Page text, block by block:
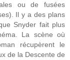
ou de fusées
Il y a des plans
Snyder fait plus
La scène où
récupèrent le
de la Descente de